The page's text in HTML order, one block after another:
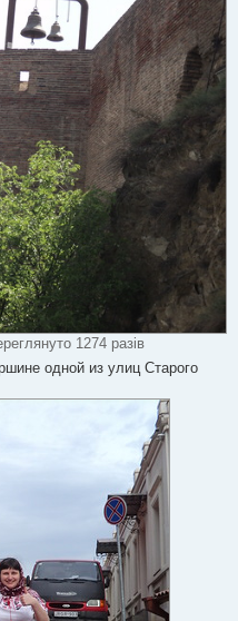
1274 разів
одной из улиц Старого